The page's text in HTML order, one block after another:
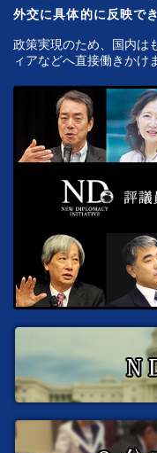
外交に具体的に反映で
政策実現のため、国内は
ィアなどへ直接働きかけ